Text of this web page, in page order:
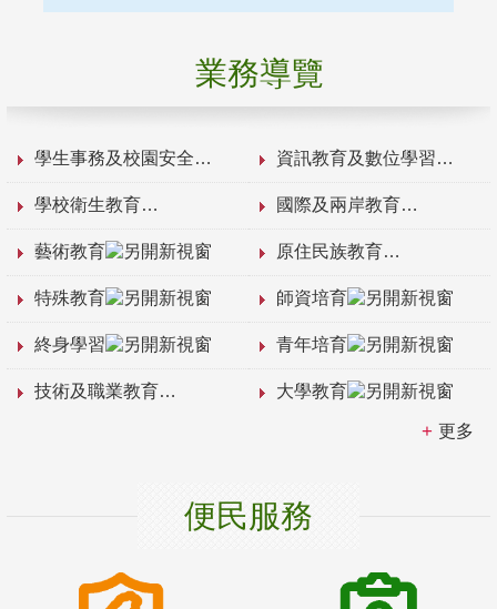
業務導覽
學生事務及校園安全 資訊教育及數位學習
學校衛生教育 國際及兩岸教育
藝術教育 原住民族教育
特殊教育 師資培育
終身學習 青年培育
技術及職業教育 大學教育
更多
便民服務